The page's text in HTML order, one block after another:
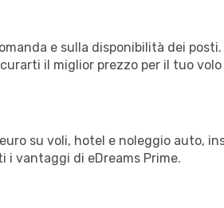
e sulla disponibilità dei posti.
il miglior prezzo per il tuo
su voli, hotel e noleggio auto,
vantaggi di eDreams Prime.